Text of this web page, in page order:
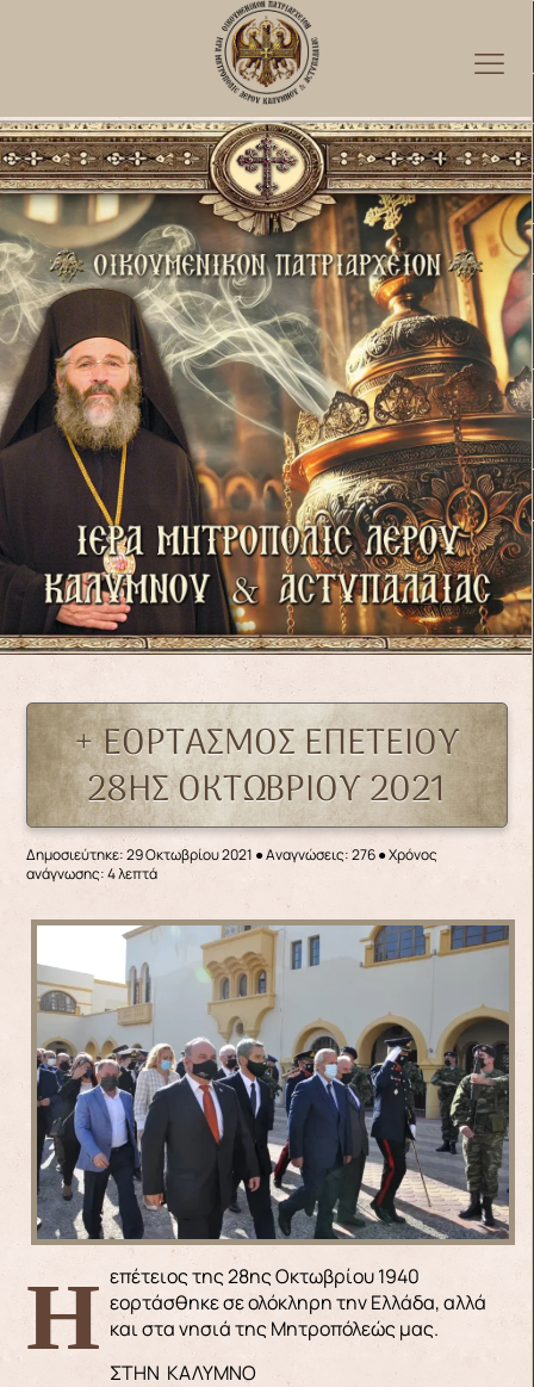
+ ΕΟΡΤΑΣΜΟΣ ΕΠΕΤΕΙΟΥ
28ΗΣ ΟΚΤΩΒΡΙΟΥ 2021
Δημοσιεύτηκε: 29 Οκτωβρίου 2021 ●Αναγνώσεις: 276● Χρόνος
ανάγνωσης: 4 λεπτά
Η επέτειος της 28ης Οκτωβρίου 1940 εορτάσθηκε σε ολόκληρη την Ελλάδα, αλλά
και στα νησιά της Μητροπόλεώς μας.
ΣΤΗΝ ΚΑΛΥΜΝΟ